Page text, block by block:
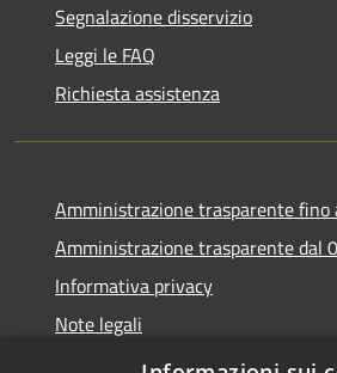
Segnalazione disservizio
Leggi le FAQ
Richiesta assistenza
Amministrazione trasparente
Amministrazione trasparente dal
Informativa privacy
Note legali
Dichiarazione di accessibilità